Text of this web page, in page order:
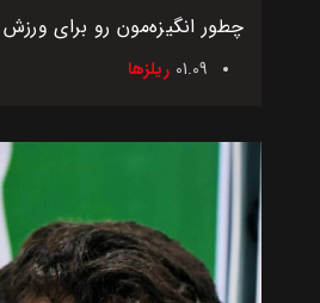
01.09 ریلزها